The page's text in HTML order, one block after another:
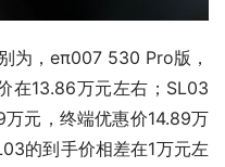
为，eπ007 530 Pro版，
在13.86万元左右；SL03
元，终端优惠价14.89万
的到手价相差在1万元左